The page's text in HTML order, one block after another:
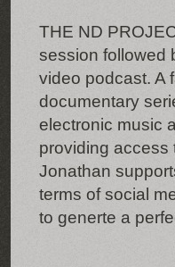
THE ND
session followed
video podcast. A
documentary
electronic music
providing access
Jonathan
terms of social
to generte a